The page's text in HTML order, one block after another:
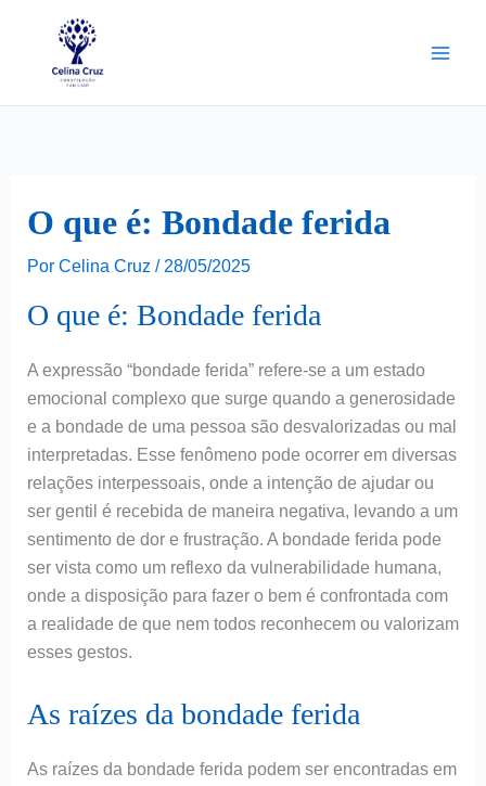
O que é: Bondade ferida
Por Celina Cruz / 28/05/2025
O que é: Bondade ferida
A expressão “bondade ferida” refere-se a um estado
emocional complexo que surge quando a generosidade
e a bondade de uma pessoa são desvalorizadas ou mal
interpretadas. Esse fenômeno pode ocorrer em diversas
relações interpessoais, onde a intenção de ajudar ou
ser gentil é recebida de maneira negativa, levando a um
sentimento de dor e frustração. A bondade ferida pode
ser vista como um reflexo da vulnerabilidade humana,
onde a disposição para fazer o bem é confrontada com
a realidade de que nem todos reconhecem ou valorizam
esses gestos.
As raízes da bondade ferida
As raízes da bondade ferida podem ser encontradas em